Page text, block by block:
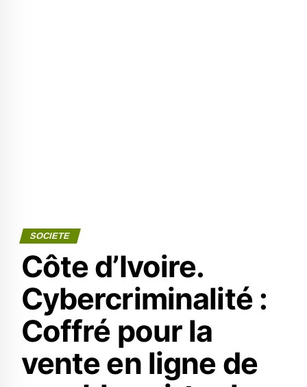
SOCIETE
Côte d’Ivoire.
Cybercriminalité :
Coffré pour la
vente en ligne de